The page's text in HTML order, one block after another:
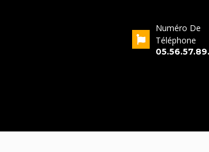
Numéro De
Téléphone